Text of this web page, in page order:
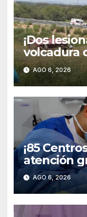
¡Dos
volcadura
poniente!
AGO 6, 2026
¡85
atención
territorio
AGO 6, 2026